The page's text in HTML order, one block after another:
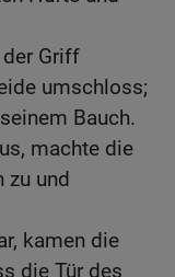
Griff
umschloss;
Bauch.
machte die
zu und
kamen die
die Tür des